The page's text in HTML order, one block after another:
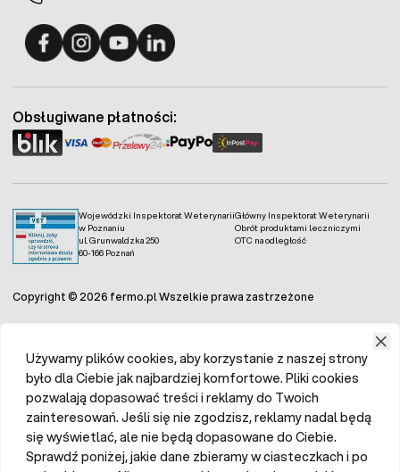
Wojewódzki Inspektorat Weterynarii
w Poznaniu
ul. Grunwaldzka 250
60-166 Poznań
Główny Inspektorat Weterynarii
Obrót produktami leczniczymi
OTC na odległość
Obsługiwane płatności:
Copyright © 2026 fermo.pl Wszelkie prawa zastrzeżone
Używamy plików cookies, aby korzystanie z naszej strony
było dla Ciebie jak najbardziej komfortowe. Pliki cookies
pozwalają dopasować treści i reklamy do Twoich
zainteresowań. Jeśli się nie zgodzisz, reklamy nadal będą
się wyświetlać, ale nie będą dopasowane do Ciebie.
Sprawdź poniżej, jakie dane zbieramy w ciasteczkach i po